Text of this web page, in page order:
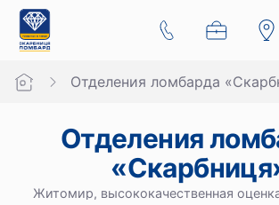
Отделения ломбарда
Отделения
Житомир, высококачественная